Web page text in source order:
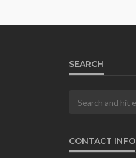
SEARCH
CONTACT INFO